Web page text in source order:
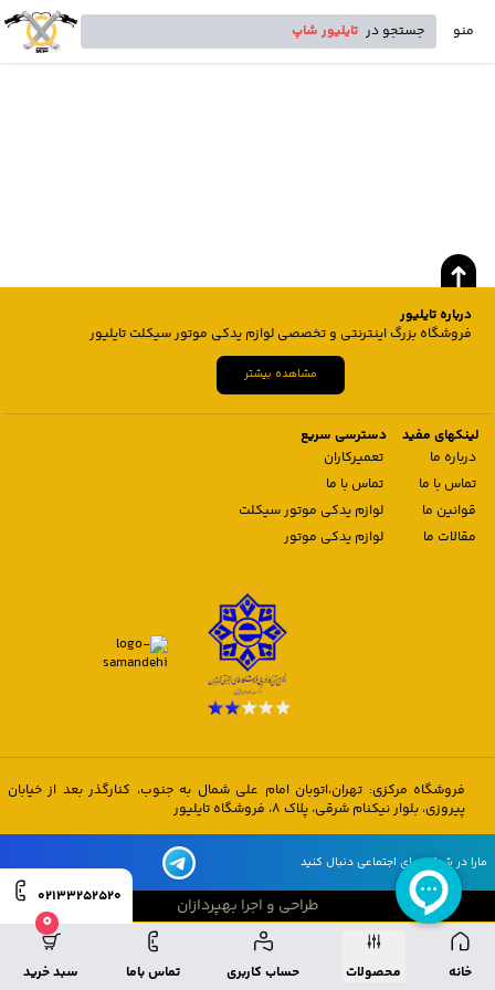
منو جستجو در تایلیور شاپ
خانه محصولات حساب کاربری تماس باما
0
سبد خرید
02133252520
درباره تایلیور
فروشگاه بزرگ اینترنتی و تخصصی لوازم یدکی موتور سیکلت تایلیور
مشاهده بیشتر
لینکهای مفید
درباره ما
تماس با ما
قوانین ما
مقالات ما
دسترسی سریع
تعمیرکاران
تماس با ما
لوازم یدکی موتور سیکلت
لوازم یدکی موتور
فروشگاه مرکزی: تهران،اتوبان امام علی شمال به جنوب، کنارگذر بعد از خیابان
پیروزی، بلوار نیکنام شرقی، پلاک 8، فروشگاه تایلیور
مارا در شبکه های اجتماعی دنبال کنید
طراحی و اجرا بهپردازان
طراحی و اجرا بهپردازان